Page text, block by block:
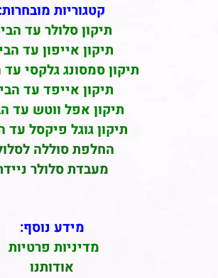
קטגוריות מובחרות:
תיקון סלולר עד
תיקון אייפון עד
תיקון סמסונג גלקסי
תיקון אייפד עד
תיקון אפל ווטש עד
תיקון גוגל פיקסל עד
החלפת סוללה
מעבדת סלולר
מידע נוסף:
מדיניות פרטיות
אודותנו